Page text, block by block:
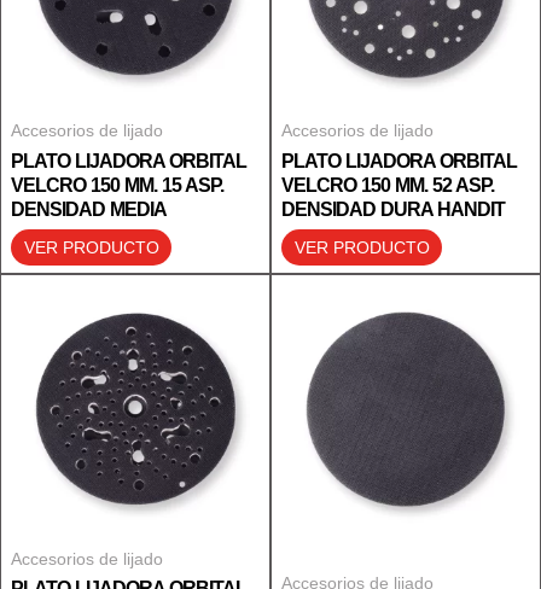
Accesorios de lijado
PLATO LIJADORA ORBITAL
VELCRO 150 MM. 15 ASP.
DENSIDAD MEDIA
VER PRODUCTO
Accesorios de lijado
PLATO LIJADORA ORBITAL
VELCRO 150 MM. 52 ASP.
DENSIDAD DURA HANDIT
VER PRODUCTO
Accesorios de lijado
Accesorios de lijado